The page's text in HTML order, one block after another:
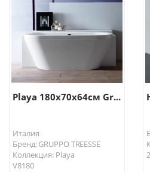
Playa 180x70x64см Gr...
Италия
Бренд: GRUPPO TREESSE
Коллекция: Playa
V8180